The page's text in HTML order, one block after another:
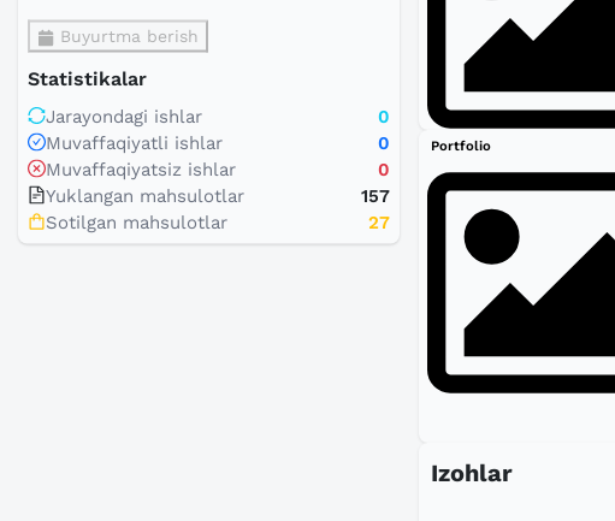
Buyurtma berish
Statistikalar
Jarayondagi ishlar
0
Muvaffaqiyatli ishlar
0
Muvaffaqiyatsiz ishlar
0
Yuklangan mahsulotlar
157
Sotilgan mahsulotlar
27
Portfolio
Izohlar